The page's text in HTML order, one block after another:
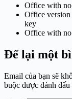
Office with no
Office
key
Office with
Để lại một
Email của bạn sẽ
buộc được đánh dấu